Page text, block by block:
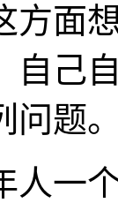
方面
自己
题。
一个